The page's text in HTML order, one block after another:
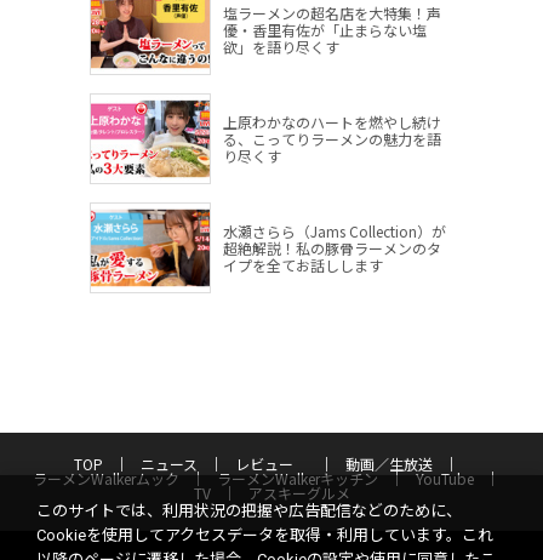
塩ラーメンの超名店を大特集！声
優・香里有佐が「止まらない塩
欲」を語り尽くす
上原わかなのハートを燃やし続け
る、こってりラーメンの魅力を語
り尽くす
水瀬さらら（Jams Collection）が
超絶解説！私の豚骨ラーメンのタ
イプを全てお話しします
TOP ニュース レビュー 動画／生放送
ラーメンWalkerムック ラーメンWalkerキッチン YouTube
TV アスキーグルメ
このサイトでは、利用状況の把握や広告配信などのために、
Cookieを使用してアクセスデータを取得・利用しています。これ